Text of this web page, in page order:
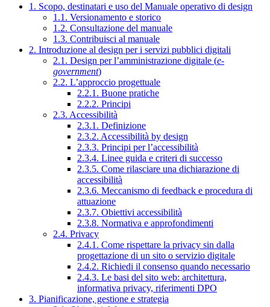
1. Scopo, destinatari e uso del Manuale operativo di design
1.1. Versionamento e storico
1.2. Consultazione del manuale
1.3. Contribuisci al manuale
2. Introduzione al design per i servizi pubblici digitali
2.1. Design per l’amministrazione digitale (e-
government)
2.2. L’approccio progettuale
2.2.1. Buone pratiche
2.2.2. Principi
2.3. Accessibilità
2.3.1. Definizione
2.3.2. Accessibilità by design
2.3.3. Principi per l’accessibilità
2.3.4. Linee guida e criteri di successo
2.3.5. Come rilasciare una dichiarazione di
accessibilità
2.3.6. Meccanismo di feedback e procedura di
attuazione
2.3.7. Obiettivi accessibilità
2.3.8. Normativa e approfondimenti
2.4. Privacy
2.4.1. Come rispettare la privacy sin dalla
progettazione di un sito o servizio digitale
2.4.2. Richiedi il consenso quando necessario
2.4.3. Le basi del sito web: architettura,
informativa privacy, riferimenti DPO
3. Pianificazione, gestione e strategia